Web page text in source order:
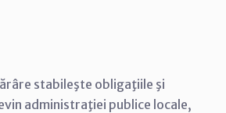
stabileşte obligaţiile şi
administraţiei publice locale,